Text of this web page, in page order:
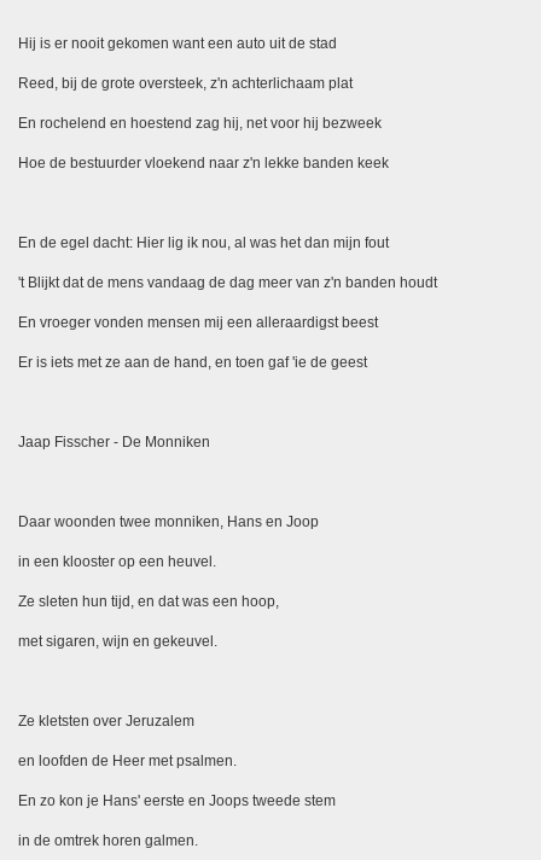
Hij is er nooit gekomen want een auto uit de stad
Reed, bij de grote oversteek, z'n achterlichaam plat
En rochelend en hoestend zag hij, net voor hij bezweek
Hoe de bestuurder vloekend naar z'n lekke banden keek
En de egel dacht: Hier lig ik nou, al was het dan mijn fout
't Blijkt dat de mens vandaag de dag meer van z'n banden houdt
En vroeger vonden mensen mij een alleraardigst beest
Er is iets met ze aan de hand, en toen gaf 'ie de geest
Jaap Fisscher - De Monniken
Daar woonden twee monniken, Hans en Joop
in een klooster op een heuvel.
Ze sleten hun tijd, en dat was een hoop,
met sigaren, wijn en gekeuvel.
Ze kletsten over Jeruzalem
en loofden de Heer met psalmen.
En zo kon je Hans' eerste en Joops tweede stem
in de omtrek horen galmen.